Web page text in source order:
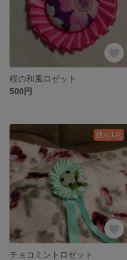
桜の和風ロゼット
500円
残り1点
チョコミントロゼット